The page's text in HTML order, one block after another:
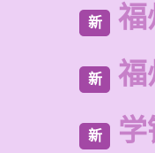
新 福
新 福
新 学